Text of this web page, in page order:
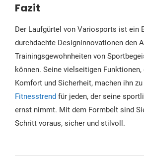
Fazit
Der Laufgürtel von Variosports ist ein
durchdachte Designinnovationen den
Trainingsgewohnheiten von
können. Seine vielseitigen
Komfort und Sicherheit, machen ihn
Fitnesstrend für jeden, der seine
ernst nimmt. Mit dem Formbelt sind
Schritt voraus, sicher und stilvoll.